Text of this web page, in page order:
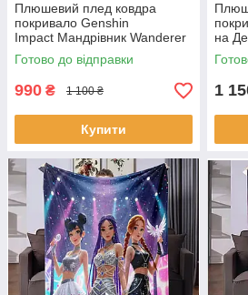
Плюшевий плед ковдра
покривало Genshin
Impact Мандрівник Wanderer
Геншин Імпакт
Готово до відправки
990 ₴ 1 100 ₴
Купити
на
1